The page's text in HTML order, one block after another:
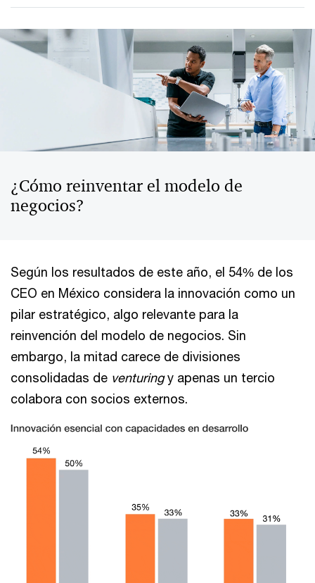
¿Cómo reinventar el modelo de
negocios?
Según los resultados de este año, el 54% de los
CEO en México considera la innovación como un
pilar estratégico, algo relevante para la
reinvención del modelo de negocios. Sin
embargo, la mitad carece de divisiones
consolidadas de venturingy apenas un tercio
colabora con socios externos.